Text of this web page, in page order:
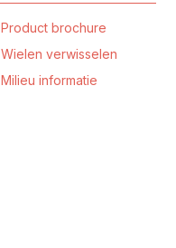
Product brochure
Wielen verwisselen
Milieu informatie